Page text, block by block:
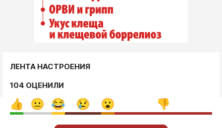
ЛЕНТА НАСТРОЕНИЯ
104 ОЦЕНИЛИ